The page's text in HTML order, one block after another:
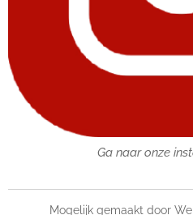
Ga naar onze
Mogelijk gemaakt door